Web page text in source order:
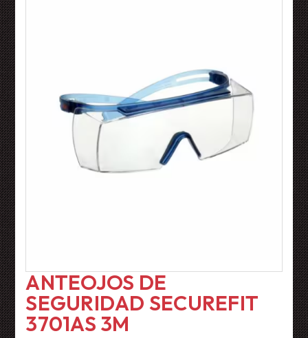
ANTEOJOS DE
SEGURIDAD SECUREFIT
3701AS 3M